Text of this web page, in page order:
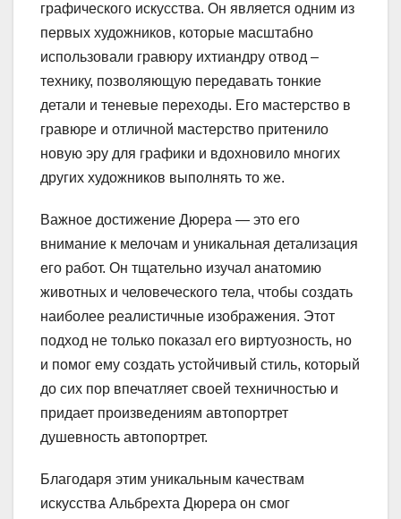
графического искусства. Он является одним из
первых художников, которые масштабно
использовали гравюру ихтиандру отвод –
технику, позволяющую передавать тонкие
детали и теневые переходы. Его мастерство в
гравюре и отличной мастерство притенило
новую эру для графики и вдохновило многих
других художников выполнять то же.
Важное достижение Дюрера — это его
внимание к мелочам и уникальная детализация
его работ. Он тщательно изучал анатомию
животных и человеческого тела, чтобы создать
наиболее реалистичные изображения. Этот
подход не только показал его виртуозность, но
и помог ему создать устойчивый стиль, который
до сих пор впечатляет своей техничностью и
придает произведениям автопортрет
душевность автопортрет.
Благодаря этим уникальным качествам
искусства Альбрехта Дюрера он смог